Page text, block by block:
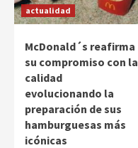
actualidad
McDonald´s reafirma
su compromiso con la
calidad
evolucionando la
preparación de sus
hamburguesas más
icónicas